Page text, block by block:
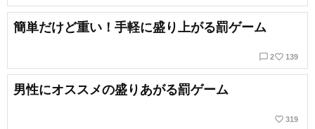
簡単だけど重い！手軽に盛り上がる罰ゲーム
chat_bubble_outline 2favorite_border 139
男性にオススメの盛りあがる罰ゲーム
favorite_border 319